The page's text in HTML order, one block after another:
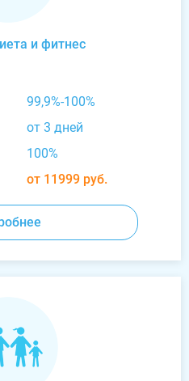
и фитнес
99,9%-100%
от 3 дней
100%
от 11999 руб.